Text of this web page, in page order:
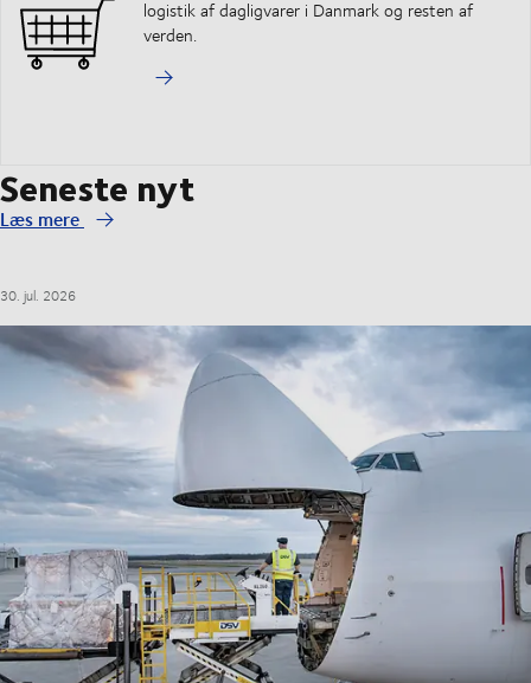
logistik af dagligvarer i Danmark og resten af
verden.
Seneste nyt
Læs mere
30. jul. 2026